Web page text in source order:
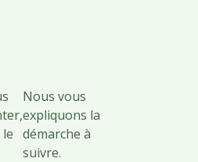
Nous vous
expliquons la
démarche à
suivre.